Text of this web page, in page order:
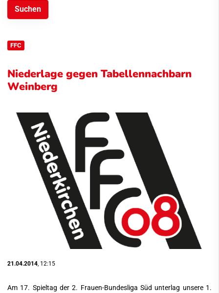
FFC
Niederlage gegen Tabellennachbarn
Weinberg
21.04.2014 , 12:15
Am 17. Spieltag der 2. Frauen-Bundesliga Süd unterlag unsere 1.